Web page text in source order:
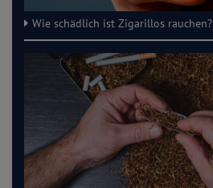
Wie schädlich ist Zigarillos rauchen?